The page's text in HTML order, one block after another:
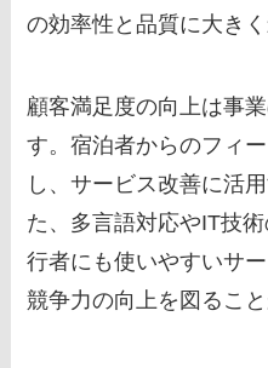
の効率性と品質に大きく
顧客満足度の向上は事
す。宿泊者からのフィ
し、サービス改善に活
た、多言語対応やIT技
行者にも使いやすいサ
競争力の向上を図ること